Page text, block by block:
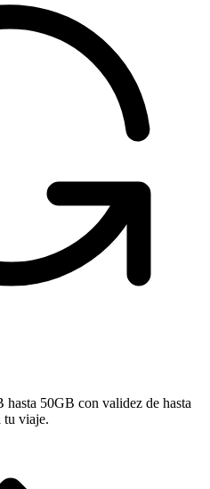
hasta 50GB con validez de hasta
tu viaje.